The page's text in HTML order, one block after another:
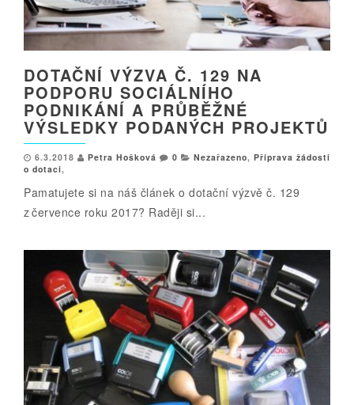
DOTAČNÍ VÝZVA Č. 129 NA
PODPORU SOCIÁLNÍHO
PODNIKÁNÍ A PRŮBĚŽNÉ
VÝSLEDKY PODANÝCH PROJEKTŮ
6.3.2018 Petra Hošková 0 Nezařazeno, Příprava žádosti
o dotaci,
Pamatujete si na náš článek o dotační výzvě č. 129
z července roku 2017? Raději si...